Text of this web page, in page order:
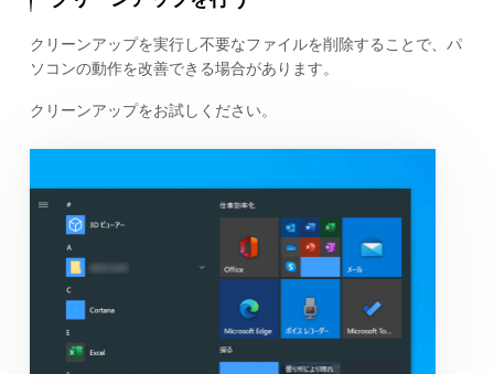
クリーンアップを実行し不要なファイルを削除することで、パ
ソコンの動作を改善できる場合があります。
クリーンアップをお試しください。